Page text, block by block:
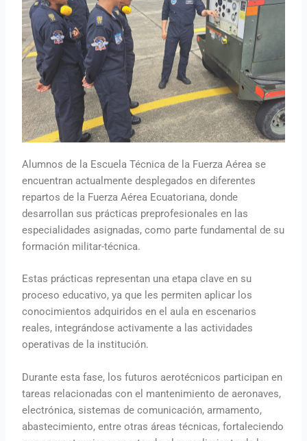
Alumnos de la Escuela Técnica de la Fuerza Aérea se
encuentran actualmente desplegados en diferentes
repartos de la Fuerza Aérea Ecuatoriana, donde
desarrollan sus prácticas preprofesionales en las
especialidades asignadas, como parte fundamental de su
formación militar-técnica.
Estas prácticas representan una etapa clave en su
proceso educativo, ya que les permiten aplicar los
conocimientos adquiridos en el aula en escenarios
reales, integrándose activamente a las actividades
operativas de la institución.
Durante esta fase, los futuros aerotécnicos participan en
tareas relacionadas con el mantenimiento de aeronaves,
electrónica, sistemas de comunicación, armamento,
abastecimiento, entre otras áreas técnicas, fortaleciendo